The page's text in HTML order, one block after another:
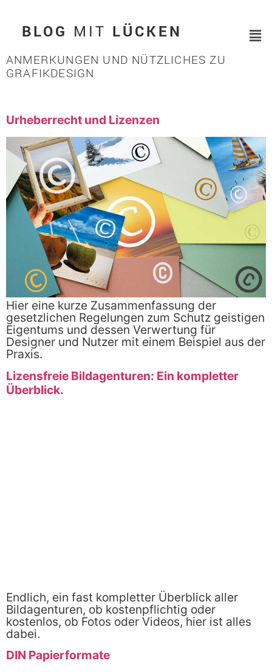
BLOG MIT LÜCKEN
ANMERKUNGEN UND NÜTZLICHES ZU
GRAFIKDESIGN
Urheberrecht und Lizenzen
Hier eine kurze Zusammenfassung der
gesetzlichen Regelungen zum Schutz geistigen
Eigentums und dessen Verwertung ‎für
Designer und Nutzer mit einem Beispiel aus der
Praxis.
Lizensfreie Bildagenturen: Ein kompletter
Überblick.
Endlich, ein fast kompletter Überblick aller
Bildagenturen, ob kostenpflichtig oder
kostenlos, ob Fotos oder Videos, hier ist alles
dabei.
DIN Papierformate